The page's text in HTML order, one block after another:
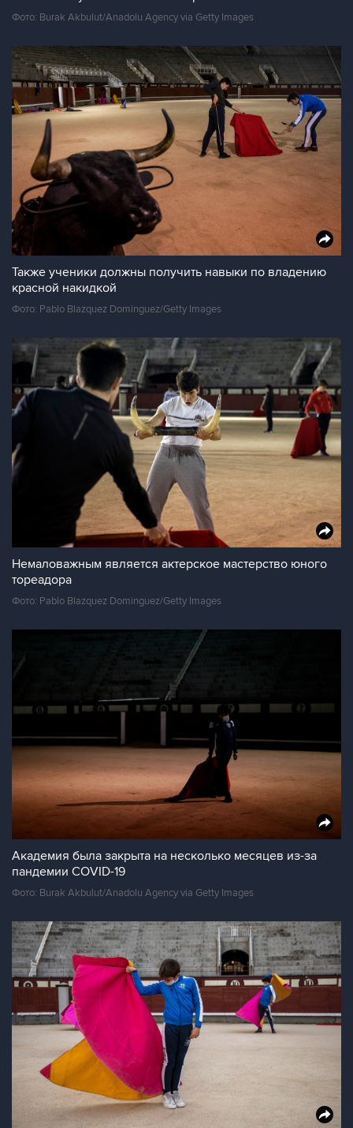
Фото: Burak Akbulut/Anadolu Agency via Getty Images
Также ученики должны получить навыки по владению
красной накидкой
Фото: Pablo Blazquez Dominguez/Getty Images
Немаловажным является актерское мастерство юного
тореадора
Фото: Pablo Blazquez Dominguez/Getty Images
Академия была закрыта на несколько месяцев из-за
пандемии COVID-19
Фото: Burak Akbulut/Anadolu Agency via Getty Images